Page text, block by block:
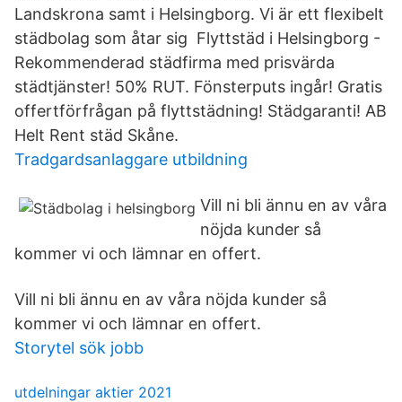
Landskrona samt i Helsingborg. Vi är ett flexibelt
städbolag som åtar sig Flyttstäd i Helsingborg -
Rekommenderad städfirma med prisvärda
städtjänster! 50% RUT. Fönsterputs ingår! Gratis
offertförfrågan på flyttstädning! Städgaranti! AB
Helt Rent städ Skåne.
Tradgardsanlaggare utbildning
Vill ni bli ännu en av våra
nöjda kunder så
kommer vi och lämnar en offert.
Vill ni bli ännu en av våra nöjda kunder så
kommer vi och lämnar en offert.
Storytel sök jobb
utdelningar aktier 2021